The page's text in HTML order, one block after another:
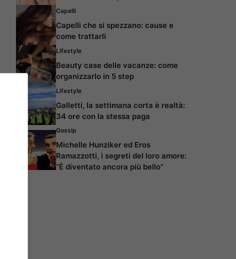
Capelli
Capelli che si spezzano: cause e
come trattarli
Lifestyle
Beauty case delle vacanze: come
organizzarlo in 5 step
Lifestyle
Galletti, la settimana corta è realtà:
34 ore con la stessa paga
Gossip
Michelle Hunziker ed Eros
Ramazzotti, i segreti del loro amore:
“È diventato ancora più bello”